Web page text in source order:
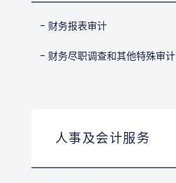
- 财务报表审计
- 财务尽职调查和其他特殊审计
人事及会计服务